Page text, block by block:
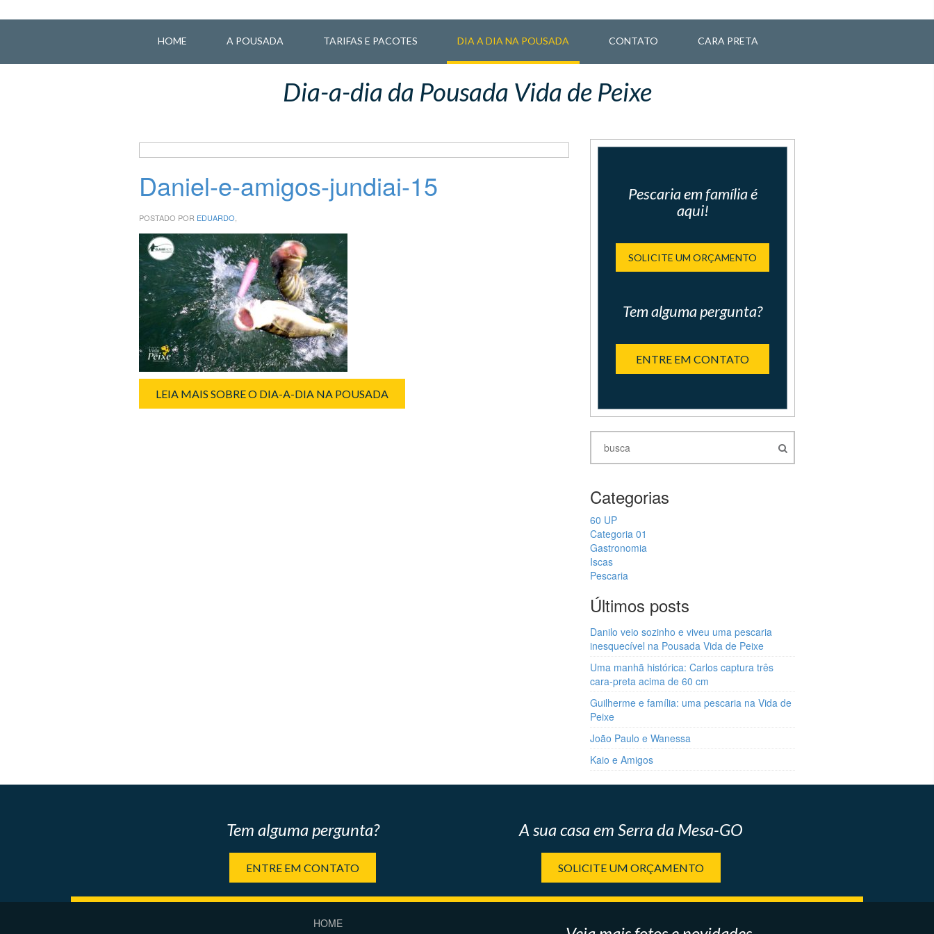
HOME A POUSADA TARIFAS E PACOTES DIA A DIA NA POUSADA CONTATO CARA PRETA
Dia-a-dia da Pousada Vida de Peixe
Daniel-e-amigos-jundiai-15
POSTADO POR EDUARDO,
LEIA MAIS SOBRE O DIA-A-DIA NA POUSADA
Pescaria em família é
aqui!
SOLICITE UM ORÇAMENTO
Tem alguma pergunta?
ENTRE EM CONTATO
Categorias
60 UP
Categoria 01
Gastronomia
Iscas
Pescaria
Últimos posts
Danilo veio sozinho e viveu uma pescaria
inesquecível na Pousada Vida de Peixe
Uma manhã histórica: Carlos captura três
cara-preta acima de 60 cm
Guilherme e família: uma pescaria na Vida de
Peixe
João Paulo e Wanessa
Kaio e Amigos
Tem alguma pergunta?
ENTRE EM CONTATO
A sua casa em Serra da Mesa-GO
SOLICITE UM ORÇAMENTO
HOME